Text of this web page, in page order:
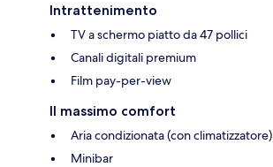
Intrattenimento
TV a schermo piatto da 47 pollici
Canali digitali premium
Film pay-per-view
Il massimo comfort
Aria condizionata (con climatizzatore)
Minibar